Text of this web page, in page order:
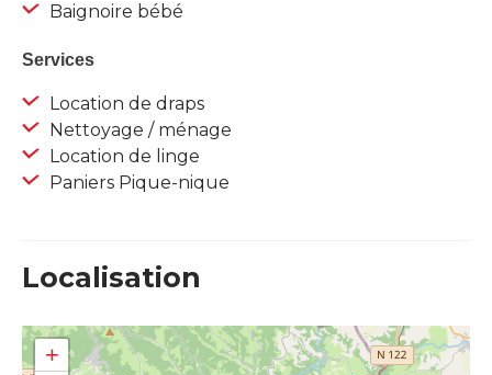
Baignoire bébé
Services
Location de draps
Nettoyage / ménage
Location de linge
Paniers Pique-nique
Localisation
+